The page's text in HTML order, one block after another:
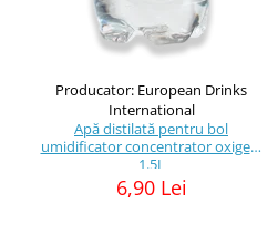
Producator: European Drinks
International
Apă distilată pentru bol
umidificator concentrator oxigen,
1.5L
6,90 Lei